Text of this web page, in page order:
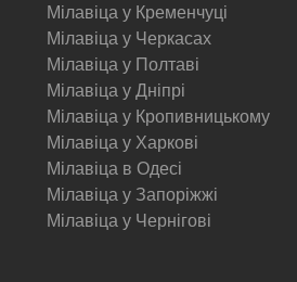
Мілавіца у Кременчуці
Мілавіца у Черкасах
Мілавіца у Полтаві
Мілавіца у Дніпрі
Мілавіца у Кропивницькому
Мілавіца у Харкові
Мілавіца в Одесі
Мілавіца у Запоріжжі
Мілавіца у Чернігові